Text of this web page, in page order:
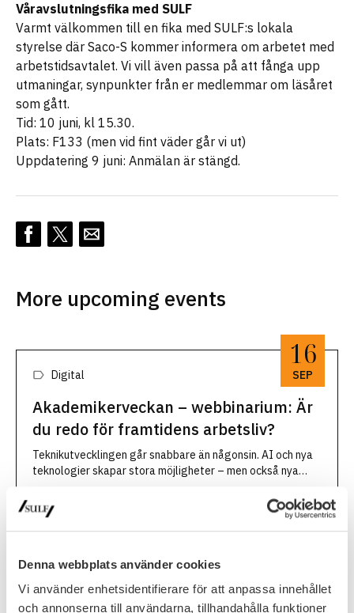
Denna webbplats använder cookies
Vi använder enhetsidentifierare för att anpassa innehållet
och annonserna till användarna, tillhandahålla funktioner
Våravslutningsfika med SULF
Varmt välkommen till en fika med SULF:s lokala
styrelse där Saco-S kommer informera om arbetet med
arbetstidsavtalet. Vi vill även passa på att fånga upp
utmaningar, synpunkter från er medlemmar om läsåret
som gått.
Tid: 10 juni, kl 15.30.
Plats: F133 (men vid fint väder går vi ut)
Uppdatering 9 juni: Anmälan är stängd.
More upcoming events
16
SEP
Digital
Akademikerveckan – webbinarium: Är
du redo för framtidens arbetsliv?
Teknikutvecklingen går snabbare än någonsin. AI och nya
teknologier skapar stora möjligheter – men också nya
efterfrågad krävs nya sätt att tänka, lära och leda sig
själv. När: …
17